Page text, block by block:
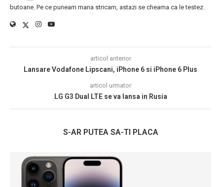
butoane. Pe ce puneam mana stricam, astazi se cheama ca le testez.
articol anterior
Lansare Vodafone Lipscani, iPhone 6 si iPhone 6 Plus
articol urmator
LG G3 Dual LTE se va lansa in Rusia
S-AR PUTEA SA-TI PLACA